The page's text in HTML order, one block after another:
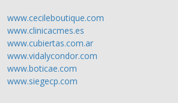
www.cecileboutique.com
www.clinicacmes.es
www.cubiertas.com.ar
www.vidalycondor.com
www.boticae.com
www.siegecp.com